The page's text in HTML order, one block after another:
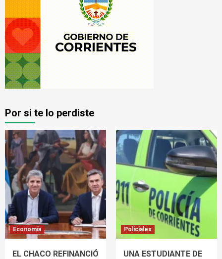
Por si te lo perdiste
Economía
EL CHACO REFINANCIÓ
Policiales
UNA ESTUDIANTE DE